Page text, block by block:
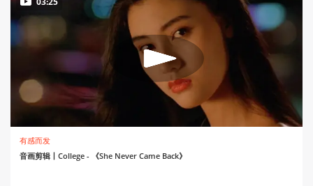
有感而发
音画剪辑丨College - 《She Never Came Back》